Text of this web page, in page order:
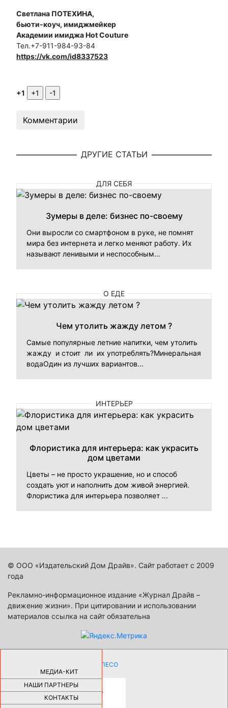
Светлана ПОТЕХИНА,
бьюти-коуч, имиджмейкер
Академии имиджа Hot Couture
Тел.+7-911-984-93-84
https://vk.com/id8337523
+1
Комментарии
ДРУГИЕ СТАТЬИ
ДЛЯ СЕБЯ
Зумеры в деле: бизнес по-своему
Они выросли со смартфоном в руке, не помнят
мира без интернета и легко меняют работу. Их
называют ленивыми и неспособным...
О ЕДЕ
Чем утолить жажду летом ?
Самые популярные летние напитки, чем утолить
жажду и стоит ли их употреблять?Минеральная
водаОдин из лучших вариантов...
ИНТЕРЬЕР
Флористика для интерьера: как украсить
дом цветами
Цветы – не просто украшение, но и способ
создать уют и наполнить дом живой энергией.
Флористика для интерьера позволяет ...
© ООО «Издательский Дом Драйв». Сайт работает с 2009
года
Рекламно-информационное издание «Журнал Драйв –
движение жизни». При цитировании и использовании
материалов ссылка на сайт обязательна
МЕДИА-КИТ
НАШИ ПАРТНЕРЫ
КОНТАКТЫ
КАК ДЕВУШКЕ ПОМЕНЯТЬ КОЛЕСО
НА АВТОМОБИЛЕ |69175
НОВЫЕ РАЗРАБОТКИ ДЛЯ
ОЗДОРОВЛЕНИЯ ОРГАНИЗМА
ПЛАТФОРМА ШУМАННА 3Д И
КАПСУЛА ЗДОРОВЬЯ |28280